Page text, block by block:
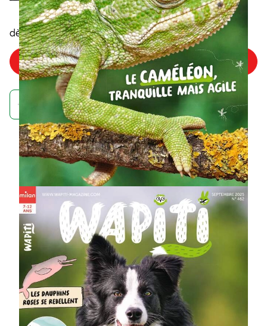
dès 5,45€/numéro
Choisir mon offre
Achetez maintenant et recevez votre numéro d'août
À quoi ressemble un
abonnement au
magazine Wapiti ?
Un poster recto-verso